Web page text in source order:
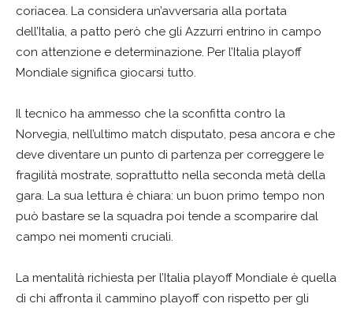
coriacea. La considera un’avversaria alla portata
dell’Italia, a patto però che gli Azzurri entrino in campo
con attenzione e determinazione. Per l’Italia playoff
Mondiale significa giocarsi tutto.
Il tecnico ha ammesso che la sconfitta contro la
Norvegia, nell’ultimo match disputato, pesa ancora e che
deve diventare un punto di partenza per correggere le
fragilità mostrate, soprattutto nella seconda metà della
gara. La sua lettura è chiara: un buon primo tempo non
può bastare se la squadra poi tende a scomparire dal
campo nei momenti cruciali.
La mentalità richiesta per l’Italia playoff Mondiale è quella
di chi affronta il cammino playoff con rispetto per gli